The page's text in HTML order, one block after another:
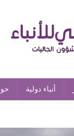
أنباء دولية